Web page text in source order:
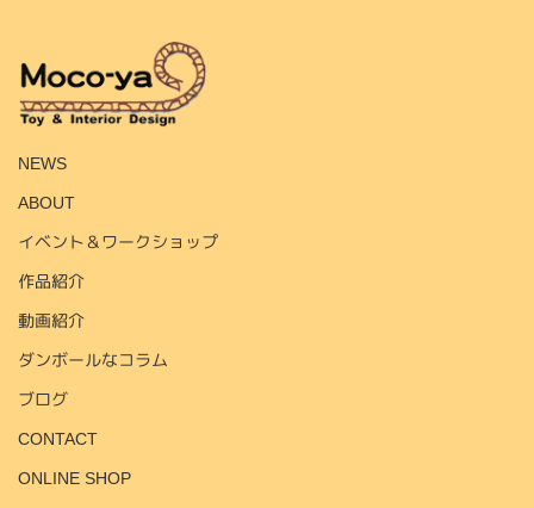
NEWS
ABOUT
イベント＆ワークショップ
作品紹介
動画紹介
ダンボールなコラム
ブログ
CONTACT
ONLINE SHOP